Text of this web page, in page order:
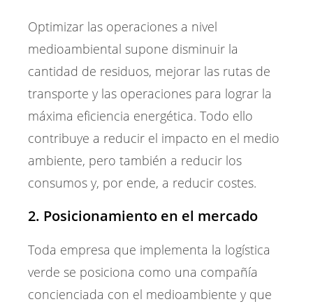
Optimizar las operaciones a nivel
medioambiental supone disminuir la
cantidad de residuos, mejorar las rutas de
transporte y las operaciones para lograr la
máxima eficiencia energética. Todo ello
contribuye a reducir el impacto en el medio
ambiente, pero también a reducir los
consumos y, por ende, a reducir costes.
2. Posicionamiento en el mercado
Toda empresa que implementa la logística
verde se posiciona como una compañía
concienciada con el medioambiente y que